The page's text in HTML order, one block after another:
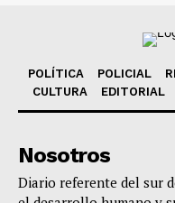
POLÍTICA POLICIAL
CULTURA
EDITORIAL
Nosotros
Diario referente del sur